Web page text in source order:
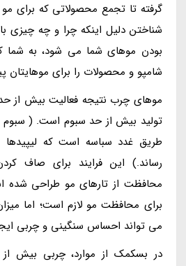
گرفته تا تجمع محصولاتی که برای مو
شناختن دلیل اینکه چرا و چه
بودن موهای شما می شود، به شما
شامپو و محصولات را برای موهایتان
موهای چرب نتیجه فعالیت بیش از
تولید بیش از حد سبوم است. ( سبوم
طریق غدد سباسه است که
رساند.) این فرایند برای صاف
محافظت از تارهای مو طراحی شده
برای محافظت مو لازم است؛ اما
می تواند احساس سنگینی و چربی
در بسکمک از موارد، چربی بیش